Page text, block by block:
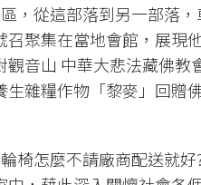
從這部落到另一部落，
召聚集在當地會館，展現
觀音山 中華大悲法藏佛
生雜糧作物「黎麥」回贈
怎麼不請廠商配送就好